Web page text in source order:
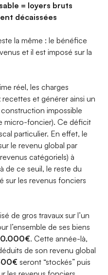
= loyers bruts
décaissées
la même : le bénéfice
et il est imposé sur la
réel, les charges
et générer ainsi un
impossible
micro-foncier). Ce déficit
particulier. En effet, le
le revenu global par
catégoriels) à
de ce seuil, le reste du
sur les revenus fonciers
de gros travaux sur l’un
l’ensemble de ses biens
. Cette année-là,
de son revenu global
seront “stockés” puis